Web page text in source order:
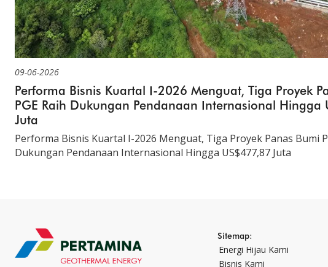
09-06-2026
Performa Bisnis Kuartal I-2026 Menguat, Tiga Proyek
PGE Raih Dukungan Pendanaan Internasional Hingga
Juta
Performa Bisnis Kuartal I-2026 Menguat, Tiga Proyek Panas Bumi
Dukungan Pendanaan Internasional Hingga US$477,87 Juta
Sitemap:
Energi Hijau Kami
Bisnis Kami